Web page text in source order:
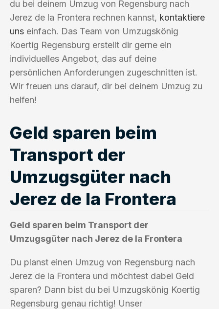
du bei deinem Umzug von Regensburg nach
Jerez de la Frontera rechnen kannst, kontaktiere
uns einfach. Das Team von Umzugskönig
Koertig Regensburg erstellt dir gerne ein
individuelles Angebot, das auf deine
persönlichen Anforderungen zugeschnitten ist.
Wir freuen uns darauf, dir bei deinem Umzug zu
helfen!
Geld sparen beim
Transport der
Umzugsgüter nach
Jerez de la Frontera
Geld sparen beim Transport der
Umzugsgüter nach Jerez de la Frontera
Du planst einen Umzug von Regensburg nach
Jerez de la Frontera und möchtest dabei Geld
sparen? Dann bist du bei Umzugskönig Koertig
Regensburg genau richtig! Unser